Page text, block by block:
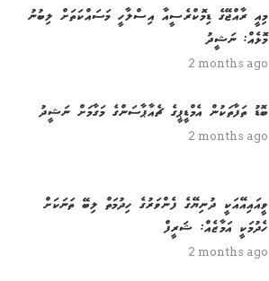
މިއީ ރާއްޖޭގެ ޑިމޮކްރެސީއާ އިސްލާހީ މަސައްކަތަށް ލިބުނު
މޮޅެއް: ނަޝީދު
2 months ago
ބޮޑު ތަފާތަކުން އެމްޑީޕީގެ ޗެއާޕާސަންގެ މަގާމަށް ނަޝީދު
2 months ago
ވީއައިއޭއަކީ ދުނިޔޭގެ ފެންވަރުގެ ހިދުމަތް ލިބޭ ތަނަކަށް
ހެދުމަކީ އަމާޒެއް: ޝަރީފް
2 months ago